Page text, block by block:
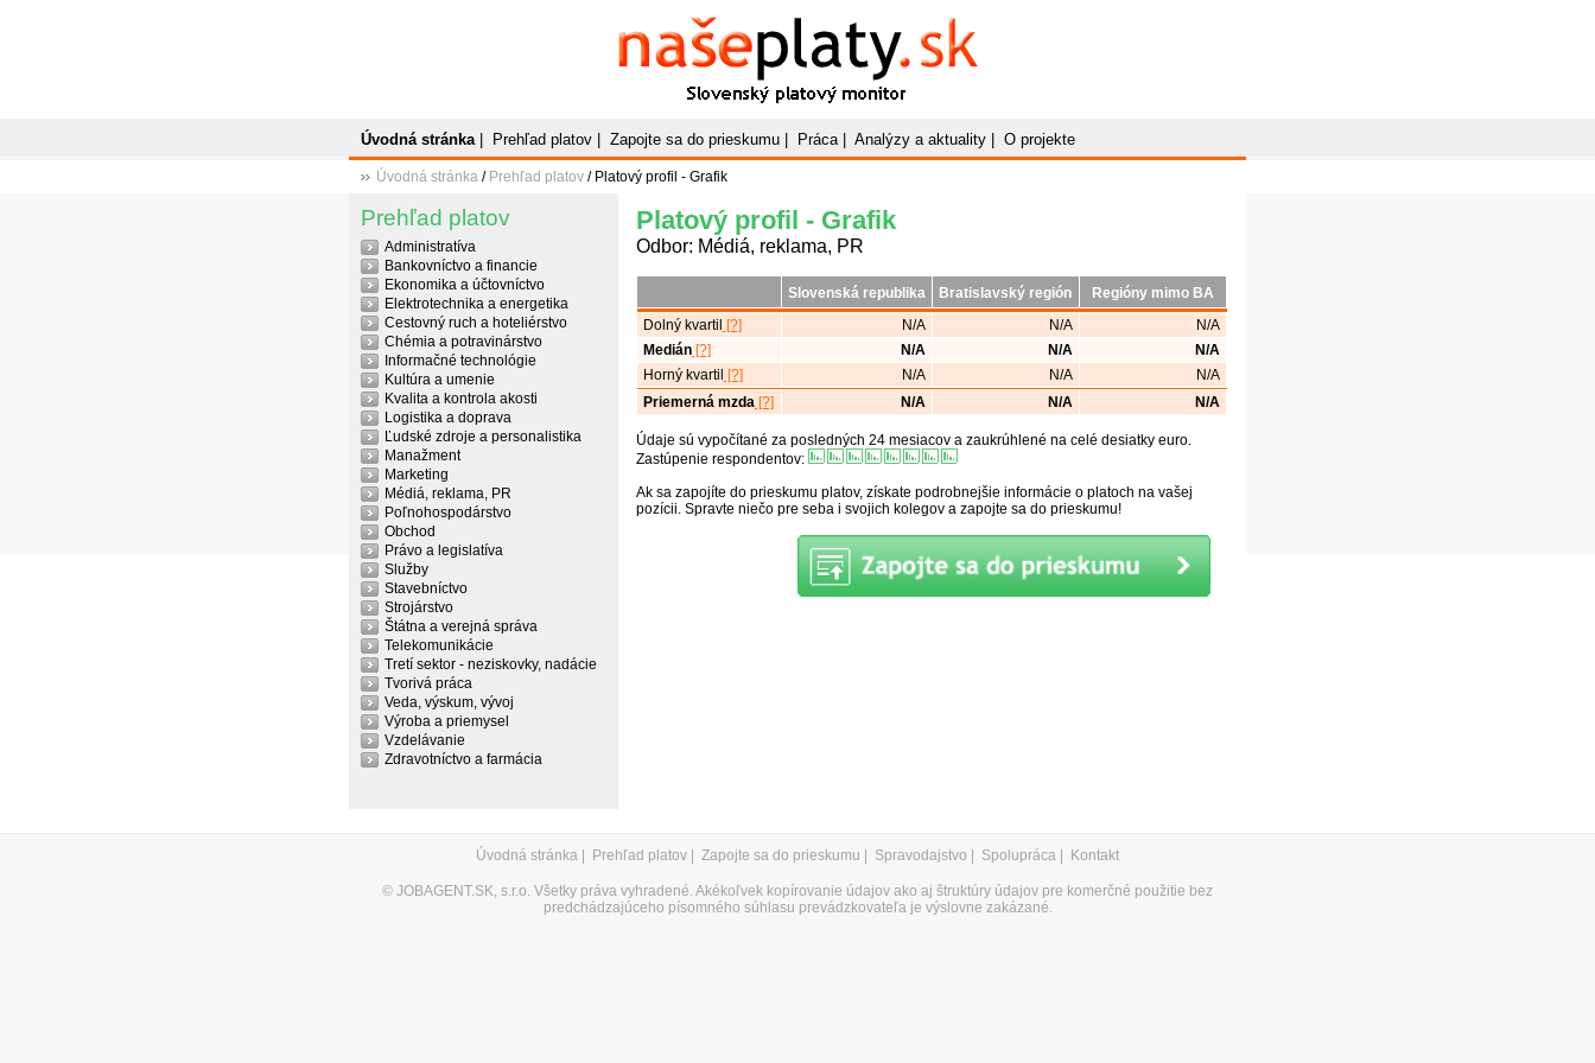
NašePlaty.sk
Slovenský platový monitor
Úvodná stránka| Prehľad platov Zapojte sa do prieskumu Práca| Analýzy a aktuality O projekte
Úvodná stránka / Prehľad platov / Platový profil - Grafik
Prehľad platov
Administratíva
Bankovníctvo a financie
Ekonomika a účtovníctvo
Elektrotechnika a energetika
Cestovný ruch a hoteliérstvo
Chémia a potravinárstvo
Informačné technológie
Kultúra a umenie
Kvalita a kontrola akosti
Logistika a doprava
Ľudské zdroje a personalistika
Manažment
Marketing
Médiá, reklama, PR
Poľnohospodárstvo
Obchod
Právo a legislatíva
Služby
Stavebníctvo
Strojárstvo
Štátna a verejná správa
Telekomunikácie
Tretí sektor - neziskovky, nadácie
Tvorivá práca
Veda, výskum, vývoj
Výroba a priemysel
Vzdelávanie
Zdravotníctvo a farmácia
Platový profil - Grafik
Odbor: Médiá, reklama, PR
Slovenská republika Bratislavský región
Regióny mimo BA
Dolný kvartil
[?] N/A N/A
N/A
Medián[?] N/A N/A
N/A
Horný kvartil
[?] N/A N/A
N/A
Priemerná mzda[?] N/A N/A N/A
Údaje sú vypočítané za posledných 24 mesiacov a zaukrúhlené na celé desiatky euro.
Zastúpenie respondentov:
Ak sa zapojíte do prieskumu platov, získate podrobnejšie informácie o platoch na vašej
pozícii. Spravte niečo pre seba i svojich kolegov a zapojte sa do prieskumu!
Úvodná stránka Prehľad platov Zapojte sa do prieskumu Spravodajstvo Spolupráca Kontakt
© JOBAGENT.SK, s.r.o. Všetky práva vyhradené. Akékoľvek kopírovanie údajov ako aj štruktúry údajov pre komerčné použitie bez
predchádzajúceho písomného súhlasu prevádzkovateľa je výslovne zakázané.